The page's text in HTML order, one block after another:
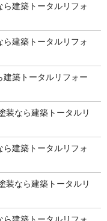
建築トータルリフォ
建築トータルリフォ
築トータルリフォー
装なら建築トータルリ
建築トータルリフォ
装なら建築トータルリ
建築トータルリフォ